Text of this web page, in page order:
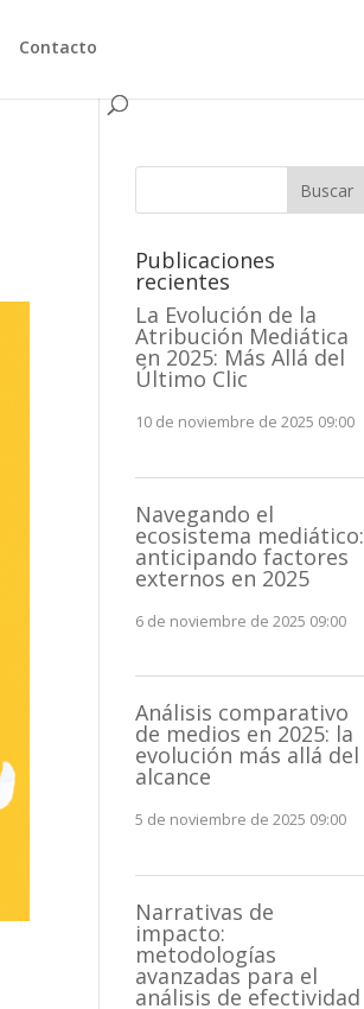
Contacto
Buscar
Publicaciones
recientes
La Evolución de la
Atribución Mediática
en 2025: Más Allá del
Último Clic
10 de noviembre de 2025 09:00
Navegando el
ecosistema mediático:
anticipando factores
externos en 2025
6 de noviembre de 2025 09:00
Análisis comparativo
de medios en 2025: la
evolución más allá del
alcance
5 de noviembre de 2025 09:00
Narrativas de
impacto:
metodologías
avanzadas para el
análisis de efectividad